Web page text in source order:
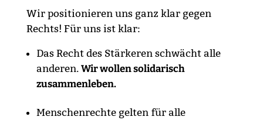
Wir positionieren uns ganz klar gegen
Rechts! Für uns ist klar:
Das Recht des Stärkeren schwächt alle
anderen. Wir wollen solidarisch
zusammenleben.
Menschenrechte gelten für alle